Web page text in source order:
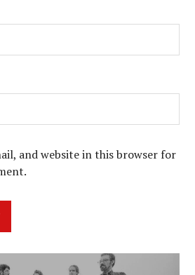
and website in this browser for